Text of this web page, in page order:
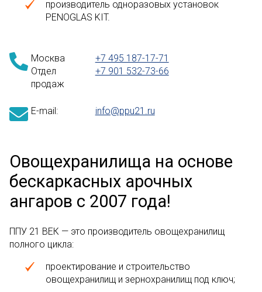
производитель одноразовых установок
PENOGLAS KIT.
Москва
Отдел
продаж
+7 495 187-17-71
+7 901 532-73-66
E-mail: info@ppu21.ru
Овощехранилища на основе
бескаркасных арочных
ангаров с 2007 года!
ППУ 21 ВЕК — это производитель овощехранилищ
полного цикла:
проектирование и строительство
овощехранилищ и зернохранилищ под ключ;